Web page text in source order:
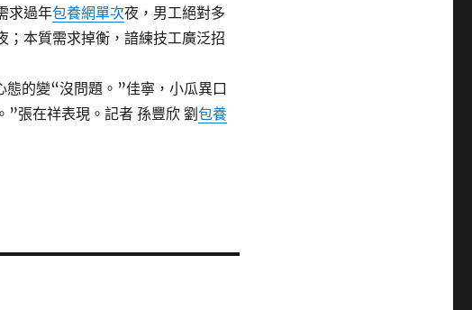
求過年包養網單次夜，男工絕對多
；本質需求掉衡，諳練技工廣泛招
的變“沒問題。”佳寧，小瓜異口
”張在祥表現。記者 孫豐欣 劉包養